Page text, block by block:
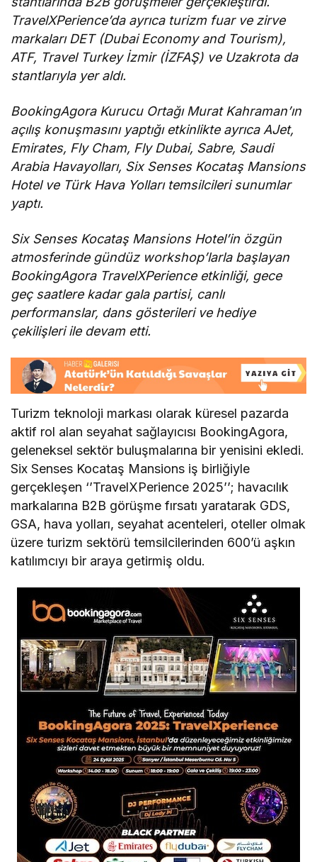
TravelXPerience’da ayrıca turizm fuar ve zirve
markaları DET (Dubai Economy and Tourism),
ATF, Travel Turkey İzmir (İZFAŞ) ve Uzakrota da
stantlarıyla yer aldı.
BookingAgora Kurucu Ortağı Murat Kahraman’ın
açılış konuşmasını yaptığı etkinlikte ayrıca AJet,
Emirates, Fly Cham, Fly Dubai, Sabre, Saudi
Arabia Havayolları, Six Senses Kocataş Mansions
Hotel ve Türk Hava Yolları temsilcileri sunumlar
yaptı.
Six Senses Kocataş Mansions Hotel’in özgün
atmosferinde gündüz workshop’larla başlayan
BookingAgora TravelXPerience etkinliği, gece
geç saatlere kadar gala partisi, canlı
performanslar, dans gösterileri ve hediye
çekilişleri ile devam etti.
Turizm teknoloji markası olarak küresel pazarda
aktif rol alan seyahat sağlayıcısı BookingAgora,
geleneksel sektör buluşmalarına bir yenisini ekledi.
Six Senses Kocataş Mansions iş birliğiyle
gerçekleşen ‘’TravelXPerience 2025’’; havacılık
markalarına B2B görüşme fırsatı yaratarak GDS,
GSA, hava yolları, seyahat acenteleri, oteller olmak
üzere turizm sektörü temsilcilerinden 600’ü aşkın
katılımcıyı bir araya getirmiş oldu.